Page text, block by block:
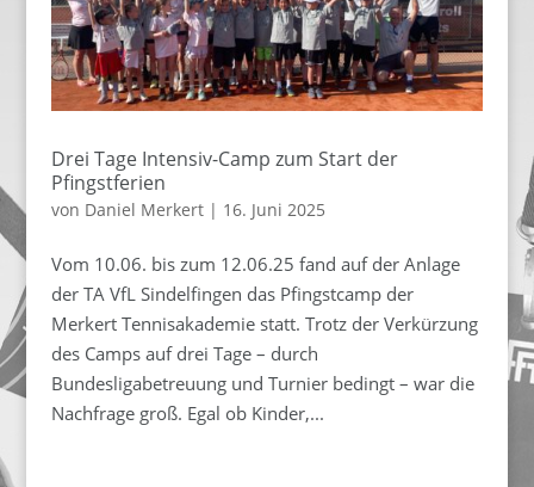
Drei Tage Intensiv-Camp zum Start der
Pfingstferien
von Daniel Merkert| 16. Juni 2025
Vom 10.06. bis zum 12.06.25 fand auf der Anlage
der TA VfL Sindelfingen das Pfingstcamp der
Merkert Tennisakademie statt. Trotz der Verkürzung
des Camps auf drei Tage – durch
Bundesligabetreuung und Turnier bedingt – war die
Nachfrage groß. Egal ob Kinder,...